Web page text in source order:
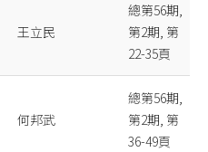
王立民
總第56期,
第2期, 第
22-35頁
何邦武
總第56期,
第2期, 第
36-49頁